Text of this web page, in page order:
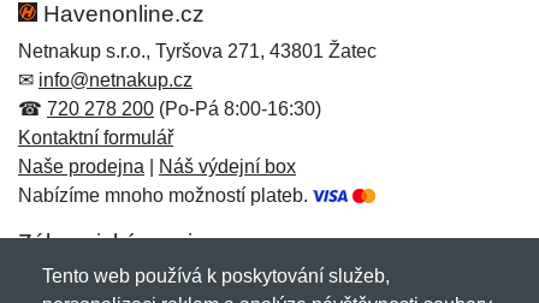
Havenonline.cz
Netnakup s.r.o., Tyršova 271, 43801 Žatec
✉ info@netnakup.cz
☎ 720 278 200 (Po-Pá 8:00-16:30)
Kontaktní formulář
Naše prodejna
Náš výdejní box
Nabízíme mnoho možností plateb.
Zákaznický servis
Novinky emailem
Tento web používá k poskytování služeb,